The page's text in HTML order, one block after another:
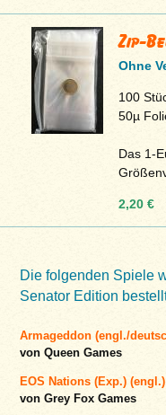
Zip-
Ohne
100
50µ
Das 1-
2,20 €
Die folgenden Spiele
Senator Edition
Armageddon (engl./
von Queen Games
EOS Nations (Exp.) (engl.)
von Grey Fox Games